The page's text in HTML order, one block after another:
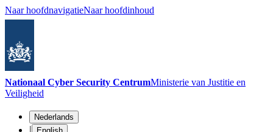
Naar hoofdnavigatieNaar hoofdinhoud
Nationaal Cyber Security CentrumMinisterie van Justitie en
Veiligheid
Taalkeuze
Nederlands
|